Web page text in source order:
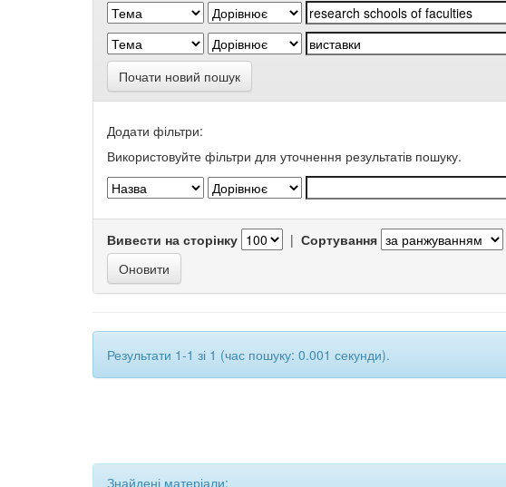
Почати новий пошук
Додати фільтри:
Використовуйте фільтри для уточнення результатів пошуку.
Вивести на сторінку | Сортування
Результати 1-1 зі 1 (час пошуку: 0.001 секунди).
Знайдені матеріали: